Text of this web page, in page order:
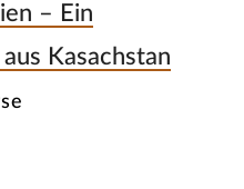
– Ein
Kasachstan